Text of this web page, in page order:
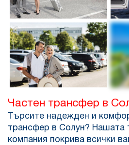
Частен трансфер в
Търсите надежден и
трансфер в Солун? Нашата
компания покрива всички